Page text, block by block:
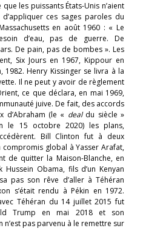
les puissants États-Unis n’aient
ces sages paroles du
en août 1960 : « Le
d’eau, pas de guerre. De
De pain, pas de bombes ». Les
Six Jours en 1967, Kippour en
1982. Henry Kissinger se livra à la
Il ne peut y avoir de règlement
ce que déclara, en mai 1969,
juive. De fait, des accords
d’Abraham (le « dealdu siècle »
le 15 octobre 2020) les plans,
Bill Clinton fut à deux
compromis global à Yasser Arafat,
de quitter la Maison-Blanche, en
Hussein Obama, fils d’un Kenyan
pas son rêve d’aller à Téhéran
s’était rendu à Pékin en 1972.
Téhéran du 14 juillet 2015 fut
Trump en mai 2018 et son
n’est pas parvenu à le remettre sur